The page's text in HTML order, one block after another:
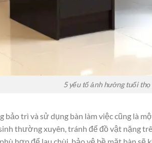
5 yếu tố ảnh hưởng tuổi thọ
bảo trì và sử dụng bàn làm việc cũng là
thường xuyên, tránh để đồ vật nặng